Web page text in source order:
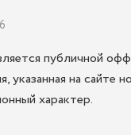
публичной
указанная на сайте
характер.